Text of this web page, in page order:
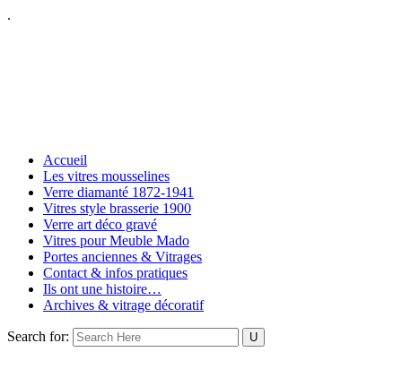
.
Accueil
Les vitres mousselines
Verre diamanté 1872-1941
Vitres style brasserie 1900
Verre art déco gravé
Vitres pour Meuble Mado
Portes anciennes & Vitrages
Contact & infos pratiques
Ils ont une histoire…
Archives & vitrage décoratif
Search for: